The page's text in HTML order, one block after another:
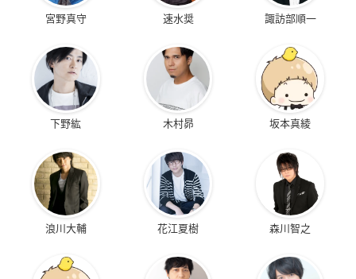
宮野真守 速水奨 諏訪部順一
下野紘 木村昴 坂本真綾
浪川大輔 花江夏樹 森川智之